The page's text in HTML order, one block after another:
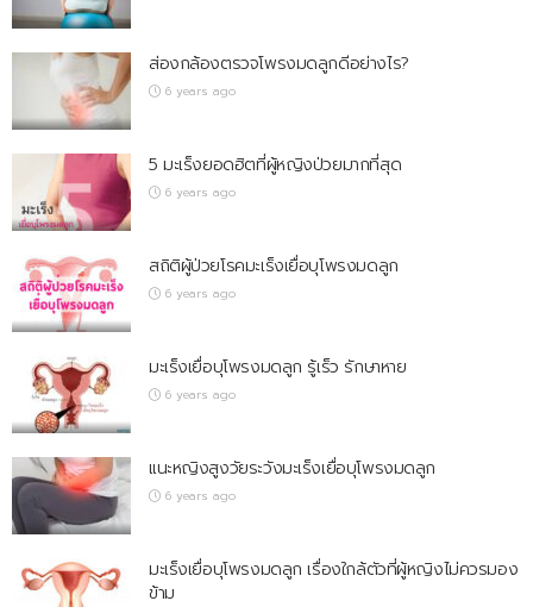
ส่องกล้องตรวจโพรงมดลูกดีอย่างไร?
6 years ago
5 มะเร็งยอดฮิตที่ผู้หญิงป่วยมากที่สุด
6 years ago
สถิติผู้ป่วยโรคมะเร็งเยื่อบุโพรงมดลูก
6 years ago
มะเร็งเยื่อบุโพรงมดลูก รู้เร็ว รักษาหาย
6 years ago
แนะหญิงสูงวัยระวังมะเร็งเยื่อบุโพรงมดลูก
6 years ago
มะเร็งเยื่อบุโพรงมดลูก เรื่องใกล้ตัวที่ผู้หญิงไม่ควรมอง
ข้าม